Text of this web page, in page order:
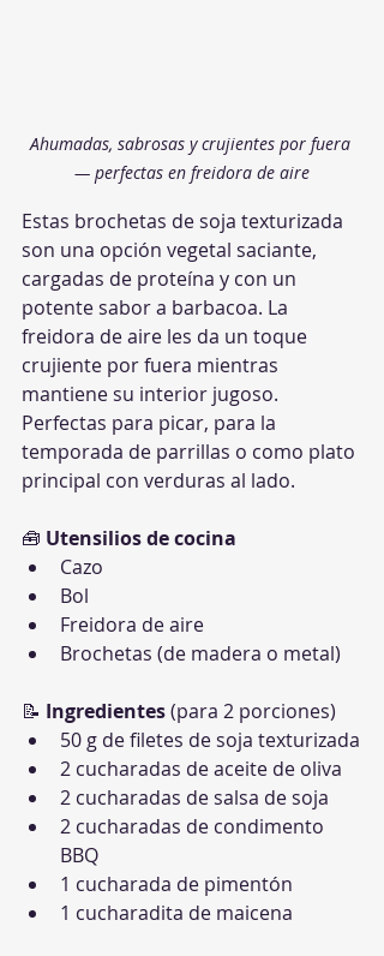
Ahumadas, sabrosas y crujientes por fuera
— perfectas en freidora de aire
Estas brochetas de soja texturizada
son una opción vegetal saciante,
cargadas de proteína y con un
potente sabor a barbacoa. La
freidora de aire les da un toque
crujiente por fuera mientras
mantiene su interior jugoso.
Perfectas para picar, para la
temporada de parrillas o como plato
principal con verduras al lado.
🧰 Utensilios de cocina
Cazo
Bol
Freidora de aire
Brochetas (de madera o metal)
📝 Ingredientes (para 2 porciones)
50 g de filetes de soja texturizada
2 cucharadas de aceite de oliva
2 cucharadas de salsa de soja
2 cucharadas de condimento
BBQ
1 cucharada de pimentón
1 cucharadita de maicena